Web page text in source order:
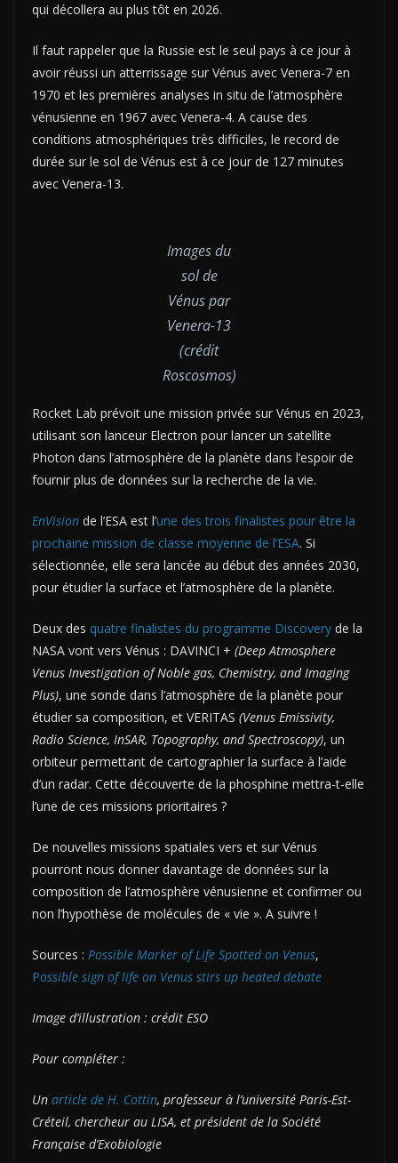
qui décollera au plus tôt en 2026.
Il faut rappeler que la Russie est le seul pays à ce jour à
avoir réussi un atterrissage sur Vénus avec Venera-7 en
1970 et les premières analyses in situ de l’atmosphère
vénusienne en 1967 avec Venera-4. A cause des
conditions atmosphériques très difficiles, le record de
durée sur le sol de Vénus est à ce jour de 127 minutes
avec Venera-13.
Images du
sol de
Vénus par
Venera-13
(crédit
Roscosmos)
Rocket Lab prévoit une mission privée sur Vénus en 2023,
utilisant son lanceur Electron pour lancer un satellite
Photon dans l’atmosphère de la planète dans l’espoir de
fournir plus de données sur la recherche de la vie.
EnVision de l’ESA est l’une des trois finalistes pour être la
prochaine mission de classe moyenne de l’ESA. Si
sélectionnée, elle sera lancée au début des années 2030,
pour étudier la surface et l’atmosphère de la planète.
Deux des quatre finalistes du programme Discovery de la
NASA vont vers Vénus : DAVINCI + (Deep Atmosphere
Venus Investigation of Noble gas, Chemistry, and Imaging
Plus), une sonde dans l’atmosphère de la planète pour
étudier sa composition, et VERITAS (Venus Emissivity,
Radio Science, InSAR, Topography, and Spectroscopy), un
orbiteur permettant de cartographier la surface à l’aide
d’un radar. Cette découverte de la phosphine mettra-t-elle
l’une de ces missions prioritaires ?
De nouvelles missions spatiales vers et sur Vénus
pourront nous donner davantage de données sur la
composition de l’atmosphère vénusienne et confirmer ou
non l’hypothèse de molécules de « vie ». A suivre !
Sources : Possible Marker of Life Spotted on Venus,
Possible sign of life on Venus stirs up heated debate
Image d’illustration : crédit ESO
Pour compléter :
Un article de H. Cottin, professeur à l’université Paris-Est-
Créteil, chercheur au LISA, et président de la Société
Française d’Exobiologie